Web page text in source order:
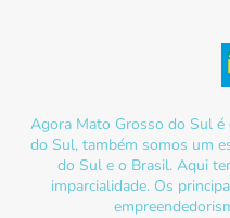
Agora Mato Grosso do Sul
do Sul, também somos um
do Sul e o Brasil. Aqui
imparcialidade. Os